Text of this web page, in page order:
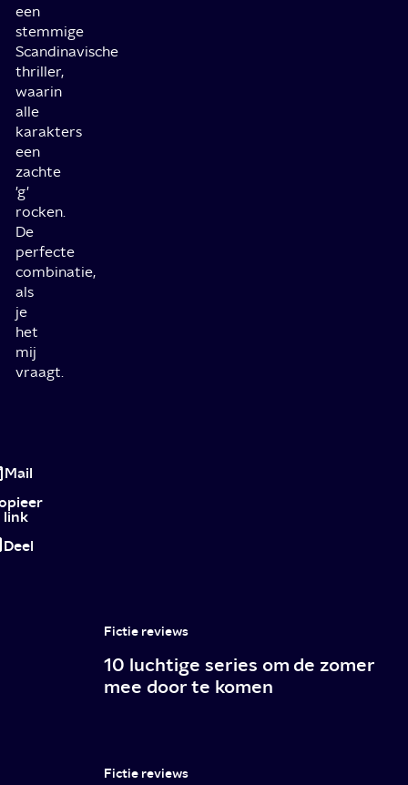
een
stemmige
Scandinavische
thriller,
waarin
alle
karakters
een
zachte
'g'
rocken.
De
perfecte
combinatie,
als
je
het
mij
vraagt.
Water:
Vlaams
drama
vanaf
Mail
link
Deel
Fictie reviews
10 luchtige series om de zomer
mee door te komen
Fictie reviews